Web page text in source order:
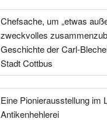
Chefsache, um „etwas
zweckvolles
Geschichte der Carl-
Stadt Cottbus
Eine Pionierausstellung im
Antikenhehlerei